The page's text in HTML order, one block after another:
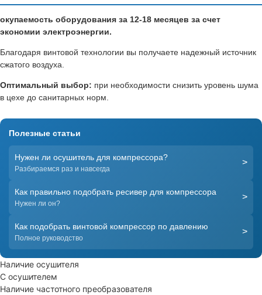
окупаемость оборудования за 12-18 месяцев за счет
экономии электроэнергии.
Благодаря винтовой технологии вы получаете надежный источник
сжатого воздуха.
Оптимальный выбор: при необходимости снизить уровень шума
в цехе до санитарных норм.
Полезные статьи
Нужен ли осушитель для компрессора?
Разбираемся раз и навсегда
>
Как правильно подобрать ресивер для компрессора
Нужен ли он?
>
Как подобрать винтовой компрессор по давлению
Полное руководство
>
Наличие осушителя
С осушителем
Наличие частотного преобразователя